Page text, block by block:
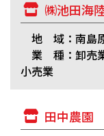
㈱池田海
地 域：南島
業 種：卸売
小売業
田中農園